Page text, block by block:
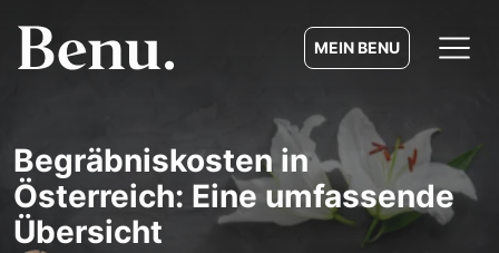
MEIN BENU
Begräbniskosten in
Österreich: Eine umfassende
Übersicht